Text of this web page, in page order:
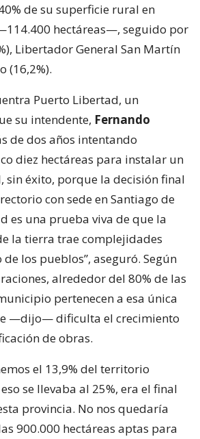
de su superficie rural en
hectáreas—, seguido por
Libertador General San Martín
(16,2%).
Puerto Libertad, un
su intendente, Fernando
de dos años intentando
diez hectáreas para instalar un
éxito, porque la decisión final
con sede en Santiago de
es una prueba viva de que la
la tierra trae complejidades
los pueblos”, aseguró. Según
alrededor del 80% de las
pertenecen a esa única
—dijo— dificulta el crecimiento
de obras.
el 13,9% del territorio
se llevaba al 25%, era el final
provincia. No nos quedaría
900.000 hectáreas aptas para